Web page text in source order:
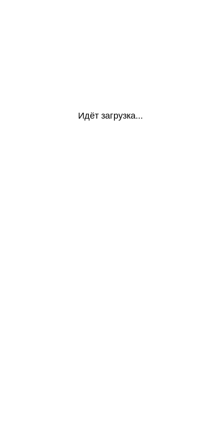
Идёт загрузка...